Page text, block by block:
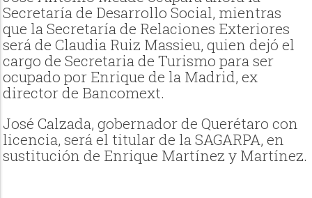
Secretaría de Desarrollo Social, mientras
que la Secretaría de Relaciones Exteriores
será de Claudia Ruiz Massieu, quien dejó el
cargo de Secretaria de Turismo para ser
ocupado por Enrique de la Madrid, ex
director de Bancomext.
José Calzada, gobernador de Querétaro con
licencia, será el titular de la SAGARPA, en
sustitución de Enrique Martínez y Martínez.